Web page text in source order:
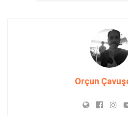
Orçun